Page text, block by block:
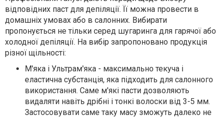
відповідних паст для депіляції. Її можна провести в
домашніх умовах або в салонних. Вибирати
пропонується не тільки серед шугаринга для гарячої або
холодної депіляції. На вибір запропоновано продукція
різної щільності:
М'яка і Ультрам'яка - максимально текуча і
еластична субстанція, яка підходить для салонного
використання. Саме м'які пасти дозволяють
видаляти навіть дрібні і тонкі волоски від 3-5 мм.
Застосовувати саме таку масу зможуть далеко не